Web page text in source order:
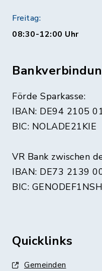
Freitag:
08:30-12:00 Uhr
Förde Sparkasse:
IBAN: DE94 2105
BIC: NOLADE21KIE
VR Bank zwischen
IBAN: DE73 2139
BIC: GENODEF1NSH
Quicklinks
Gemeinden